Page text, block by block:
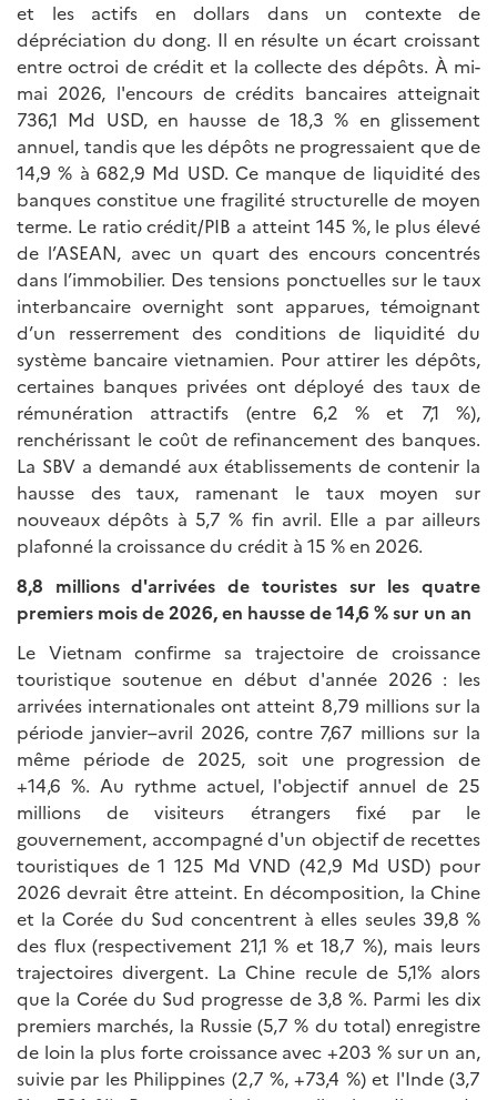
et les actifs en dollars dans un contexte de
dépréciation du dong. Il en résulte un écart croissant
entre octroi de crédit et la collecte des dépôts. À mi-
mai 2026, l'encours de crédits bancaires atteignait
736,1 Md USD, en hausse de 18,3 % en glissement
annuel, tandis que les dépôts ne progressaient que de
14,9 % à 682,9 Md USD. Ce manque de liquidité des
banques constitue une fragilité structurelle de moyen
terme. Le ratio crédit/PIB a atteint 145 %, le plus élevé
de l’ASEAN, avec un quart des encours concentrés
dans l’immobilier. Des tensions ponctuelles sur le taux
interbancaire overnight sont apparues, témoignant
d’un resserrement des conditions de liquidité du
système bancaire vietnamien. Pour attirer les dépôts,
certaines banques privées ont déployé des taux de
rémunération attractifs (entre 6,2 % et 7,1 %),
renchérissant le coût de refinancement des banques.
La SBV a demandé aux établissements de contenir la
hausse des taux, ramenant le taux moyen sur
nouveaux dépôts à 5,7 % fin avril. Elle a par ailleurs
plafonné la croissance du crédit à 15 % en 2026.
8,8 millions d'arrivées de touristes sur les quatre
premiers mois de 2026, en hausse de 14,6 % sur un an
Le Vietnam confirme sa trajectoire de croissance
touristique soutenue en début d'année 2026 : les
arrivées internationales ont atteint 8,79 millions sur la
période janvier–avril 2026, contre 7,67 millions sur la
même période de 2025, soit une progression de
+14,6 %. Au rythme actuel, l'objectif annuel de 25
millions de visiteurs étrangers fixé par le
gouvernement, accompagné d'un objectif de recettes
touristiques de 1 125 Md VND (42,9 Md USD) pour
2026 devrait être atteint. En décomposition, la Chine
et la Corée du Sud concentrent à elles seules 39,8 %
des flux (respectivement 21,1 % et 18,7 %), mais leurs
trajectoires divergent. La Chine recule de 5,1% alors
que la Corée du Sud progresse de 3,8 %. Parmi les dix
premiers marchés, la Russie (5,7 % du total) enregistre
de loin la plus forte croissance avec +203 % sur un an,
suivie par les Philippines (2,7 %, +73,4 %) et l'Inde (3,7